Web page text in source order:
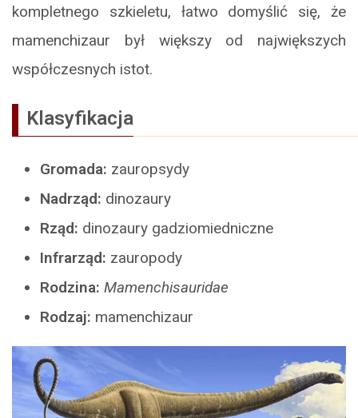
kompletnego szkieletu, łatwo domyślić się, że
mamenchizaur był większy od największych
współczesnych istot.
Klasyfikacja
Gromada: zauropsydy
Nadrząd: dinozaury
Rząd: dinozaury gadziomiedniczne
Infrarząd: zauropody
Rodzina: Mamenchisauridae
Rodzaj: mamenchizaur